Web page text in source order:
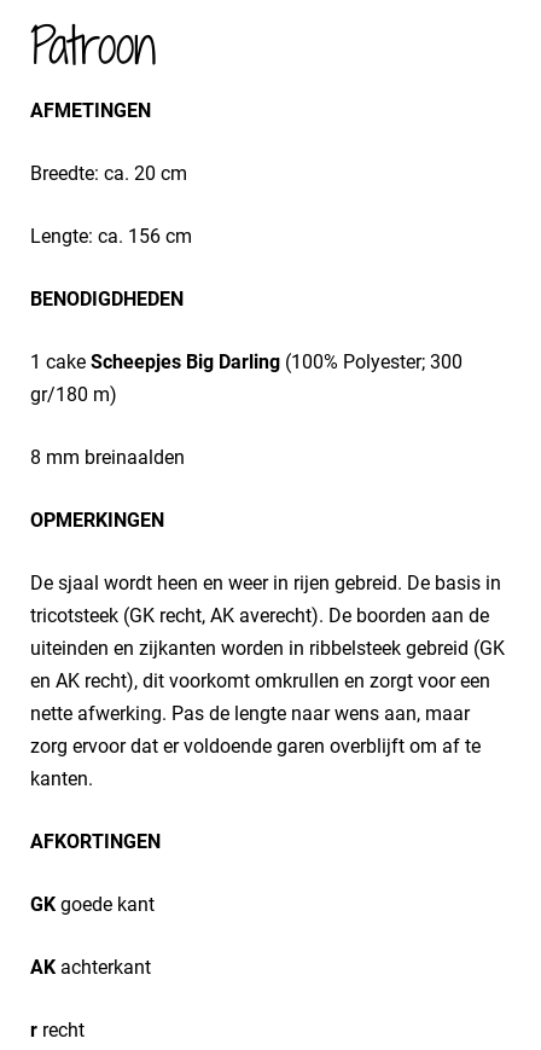
Patroon
AFMETINGEN
Breedte: ca. 20 cm
Lengte: ca. 156 cm
BENODIGDHEDEN
1 cake Scheepjes Big Darling (100% Polyester; 300
gr/180 m)
8 mm breinaalden
OPMERKINGEN
De sjaal wordt heen en weer in rijen gebreid. De basis in
tricotsteek (GK recht, AK averecht). De boorden aan de
uiteinden en zijkanten worden in ribbelsteek gebreid (GK
en AK recht), dit voorkomt omkrullen en zorgt voor een
nette afwerking. Pas de lengte naar wens aan, maar
zorg ervoor dat er voldoende garen overblijft om af te
kanten.
AFKORTINGEN
GK goede kant
AK achterkant
r recht